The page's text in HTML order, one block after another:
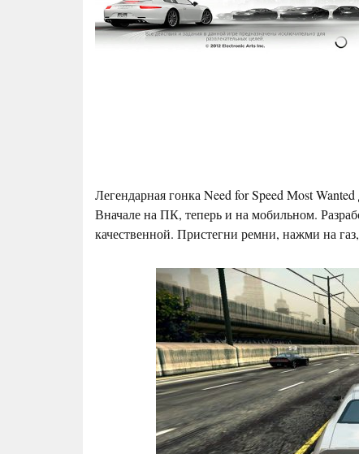
Легендарная гонка Need for Speed Most
Вначале на ПК, теперь и на мобильном.
качественной. Пристегни ремни, нажми на